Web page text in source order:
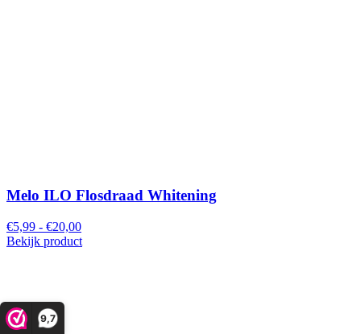
9,7
Melo ILO Flosdraad Whitening
€5,99 - €20,00
Bekijk product